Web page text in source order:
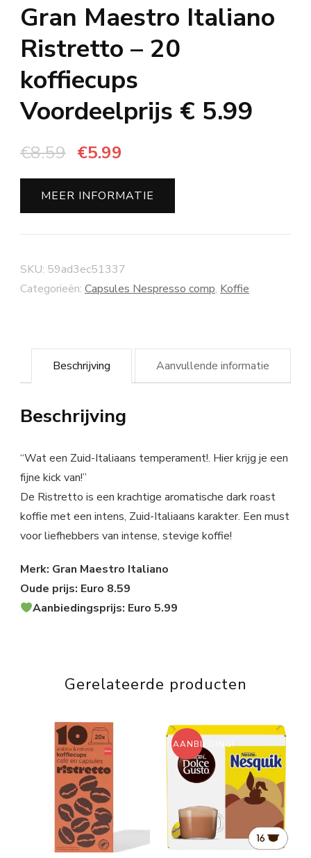
Gran Maestro Italiano
Ristretto – 20
koffiecups
Voordeelprijs € 5.99
€8.59 Oorspronkelijke
prijs
was:
€8.59.
€5.99
prijs
is:
€5.99.
MEER INFORMATIE
SKU: 59ad3ec51337
Categorieën: Capsules Nespresso comp, Koffie
Beschrijving Aanvullende informatie
Beschrijving
“Wat een Zuid-Italiaans temperament!. Hier krijg je een
fijne kick van!”
De Ristretto is een krachtige aromatische dark roast
koffie met een intens, Zuid-Italiaans karakter. Een must
voor liefhebbers van intense, stevige koffie!
Merk: Gran Maestro Italiano
Oude prijs: Euro 8.59
Aanbiedingsprijs: Euro 5.99
Gerelateerde producten
AANBIEDING!